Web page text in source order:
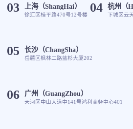
03 上海（ShangHai）
徐汇区桂平路470号12号楼 04 杭州（
下城区云
05 长沙（ChangSha）
岳麓区枫林二路蓝杉大厦202
06 广州（GuangZhou）
天河区中山大道中141号鸿利商务中心401